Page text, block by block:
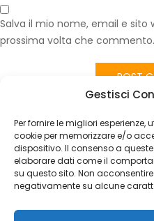
Gestisci
Per fornire le migliori
cookie per memorizzare e/o
dispositivo. Il consenso a
elaborare dati come il
su questo sito. Non
negativamente su alcune
Salva il mio nome, email e sito
prossima volta che commento.
Kit Interni Fiat
CATEGORIES
Nessuna categoria